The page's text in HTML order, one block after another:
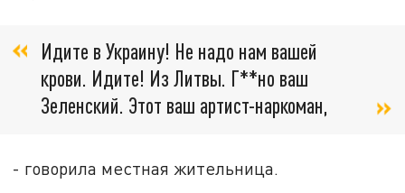
Идите в Украину! Не надо нам вашей
крови. Идите! Из Литвы. Г**но ваш
Зеленский. Этот ваш артист-наркоман,
- говорила местная жительница.